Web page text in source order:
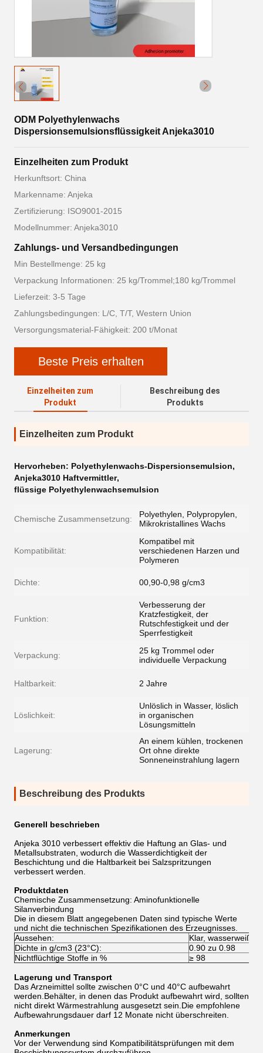
ODM Polyethylenwachs
Dispersionsemulsionsflüssigkeit Anjeka3010
Einzelheiten zum Produkt
Herkunftsort: China
Markenname: Anjeka
Zertifizierung: ISO9001-2015
Modellnummer: Anjeka3010
Zahlungs- und Versandbedingungen
Min Bestellmenge: 25 kg
Verpackung Informationen: 25 kg/Trommel;180 kg/Trommel
Lieferzeit: 3-5 Tage
Zahlungsbedingungen: L/C, T/T, Western Union
Versorgungsmaterial-Fähigkeit: 200 t/Monat
Beste Preis erhalten
Einzelheiten zum
Produkt
Beschreibung des
Produkts
Einzelheiten zum Produkt
Hervorheben: Polyethylenwachs-Dispersionsemulsion,
Anjeka3010 Haftvermittler,
flüssige Polyethylenwachsemulsion
Chemische Zusammensetzung:
Polyethylen, Polypropylen,
Mikrokristallines Wachs
Kompatibilität:
Kompatibel mit
verschiedenen Harzen und
Polymeren
Dichte: 00,90-0,98 g/cm3
Funktion:
Verbesserung der
Kratzfestigkeit, der
Rutschfestigkeit und der
Sperrfestigkeit
Verpackung:
25 kg Trommel oder
individuelle Verpackung
Haltbarkeit: 2 Jahre
Löslichkeit:
Unlöslich in Wasser, löslich
in organischen
Lösungsmitteln
Lagerung:
An einem kühlen, trockenen
Ort ohne direkte
Sonneneinstrahlung lagern
Beschreibung des Produkts
Generell beschrieben
Anjeka 3010 verbessert effektiv die Haftung an Glas- und
Metallsubstraten, wodurch die Wasserdichtigkeit der
Beschichtung und die Haltbarkeit bei Salzspritzungen
verbessert werden.
Produktdaten
Chemische Zusammensetzung: Aminofunktionelle
Silanverbindung
Die in diesem Blatt angegebenen Daten sind typische Werte
und nicht die technischen Spezifikationen des Erzeugnisses.
Aussehen:
Klar, wasserweiße
Dichte in g/cm3 (23°C):
0.90 zu 0.98
Nichtflüchtige Stoffe in %
≥ 98
Lagerung und Transport
Das Arzneimittel sollte zwischen 0°C und 40°C aufbewahrt
werden.Behälter, in denen das Produkt aufbewahrt wird, sollten
nicht direkt Wärmestrahlung ausgesetzt sein.Die empfohlene
Aufbewahrungsdauer darf 12 Monate nicht überschreiten.
Anmerkungen
Vor der Verwendung sind Kompatibilitätsprüfungen mit dem